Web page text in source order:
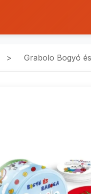
> Grabolo Bogyó